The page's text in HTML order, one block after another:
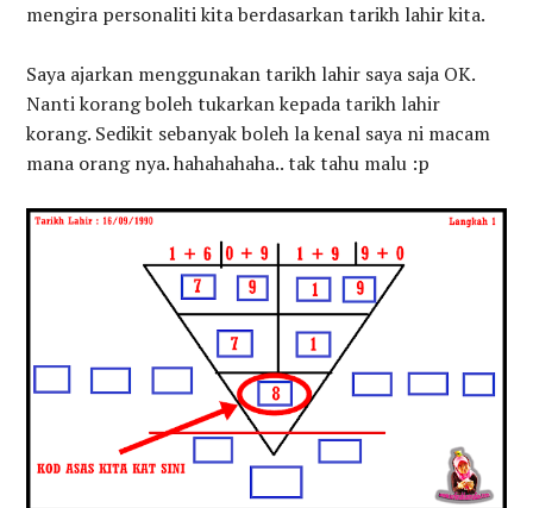
mengira personaliti kita berdasarkan tarikh lahir kita.
Saya ajarkan menggunakan tarikh lahir saya saja OK.
Nanti korang boleh tukarkan kepada tarikh lahir
korang. Sedikit sebanyak boleh la kenal saya ni macam
mana orang nya. hahahahaha.. tak tahu malu :p